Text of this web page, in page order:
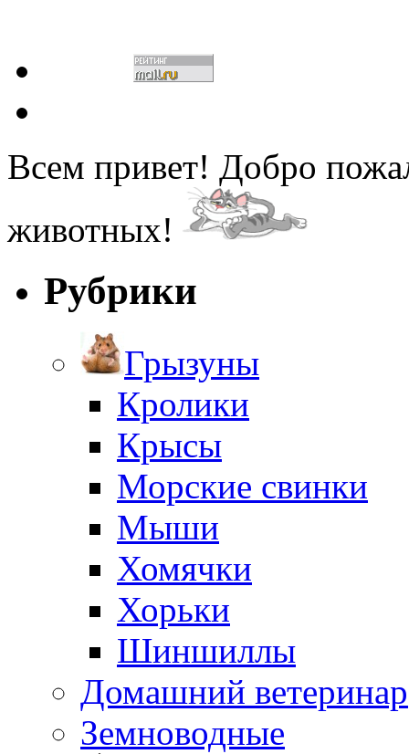
Всем привет! Добро
животных!
Рубрики
Грызуны
Кролики
Крысы
Морские свинки
Мыши
Хомячки
Хорьки
Шиншиллы
Домашний ветеринар
Земноводные